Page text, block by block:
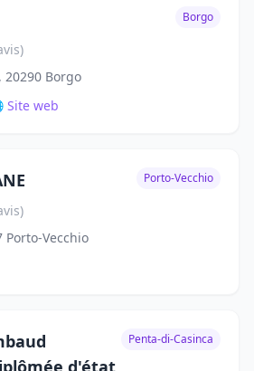
Borgo
20290 Borgo
Site web
Porto-Vecchio
Porto-Vecchio
d'état
Penta-di-Casinca